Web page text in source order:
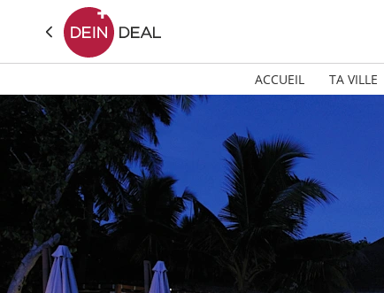
ACCUEIL TA VILLE